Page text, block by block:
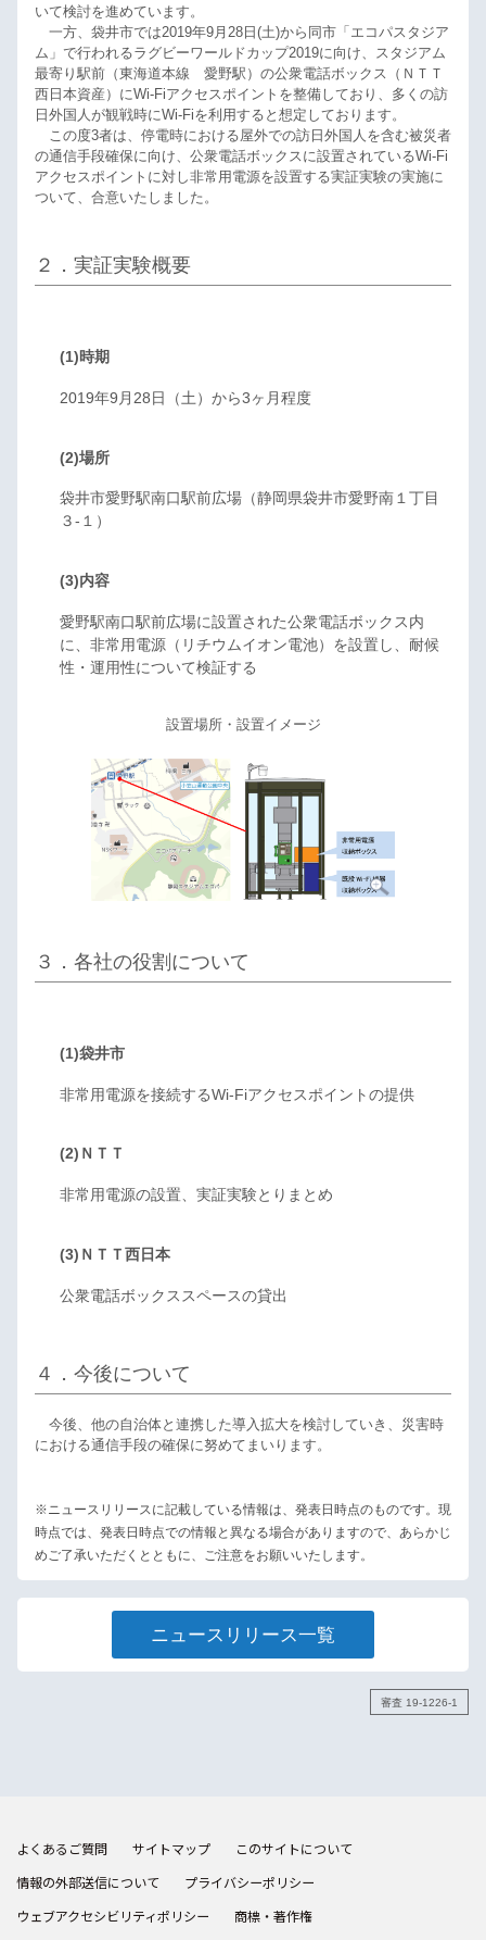
いて検討を進めています。
一方、袋井市では2019年9月28日(土)から同市「エコパスタジア
ム」で行われるラグビーワールドカップ2019に向け、スタジアム
最寄り駅前（東海道本線 愛野駅）の公衆電話ボックス（ＮＴＴ
西日本資産）にWi-Fiアクセスポイントを整備しており、多くの訪
日外国人が観戦時にWi-Fiを利用すると想定しております。
この度3者は、停電時における屋外での訪日外国人を含む被災者
の通信手段確保に向け、公衆電話ボックスに設置されているWi-Fi
アクセスポイントに対し非常用電源を設置する実証実験の実施に
ついて、合意いたしました。
２．実証実験概要
(1)時期
2019年9月28日（土）から3ヶ月程度
(2)場所
袋井市愛野駅南口駅前広場（静岡県袋井市愛野南１丁目
３-１）
(3)内容
愛野駅南口駅前広場に設置された公衆電話ボックス内
に、非常用電源（リチウムイオン電池）を設置し、耐候
性・運用性について検証する
設置場所・設置イメージ
３．各社の役割について
(1)袋井市
非常用電源を接続するWi-Fiアクセスポイントの提供
(2)ＮＴＴ
非常用電源の設置、実証実験とりまとめ
(3)ＮＴＴ西日本
公衆電話ボックススペースの貸出
４．今後について
今後、他の自治体と連携した導入拡大を検討していき、災害時
における通信手段の確保に努めてまいります。
※ニュースリリースに記載している情報は、発表日時点のものです。現
時点では、発表日時点での情報と異なる場合がありますので、あらかじ
めご了承いただくとともに、ご注意をお願いいたします。
ニュースリリース一覧
審査 19-1226-1
よくあるご質問 サイトマップ
このサイトについて
情報の外部送信について
プライバシーポリシー
ウェブアクセシビリティポリシー
商標・著作権